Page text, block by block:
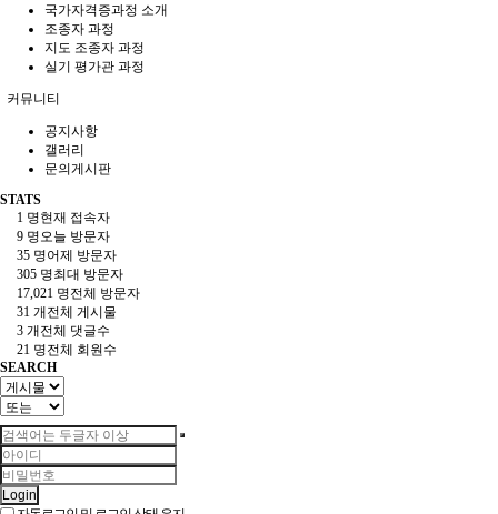
국가자격증과정 소개
조종자 과정
지도 조종자 과정
실기 평가관 과정
커뮤니티
공지사항
갤러리
문의게시판
STATS
1 명현재 접속자
9 명 오늘 방문자
35 명어제 방문자
305 명최대 방문자
17,021 명전체 방문자
31 개전체 게시물
3 개전체 댓글수
21 명전체 회원수
SEARCH
Login